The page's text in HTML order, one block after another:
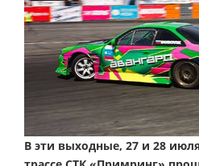
В эти выходные, 27 и 28